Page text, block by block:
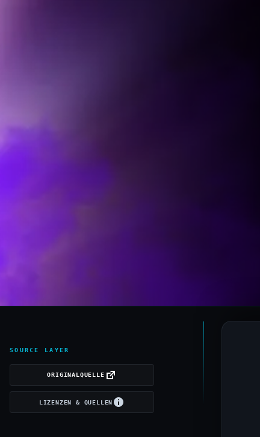
SOURCE LAYER
ORIGINALQUELLE
LIZENZEN & QUELLEN